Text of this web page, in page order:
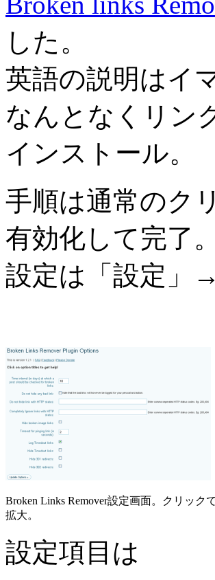
した。
英語の説明はイ
なんとなくリン
インストール。
手順は通常のク
有効化して完了。
設定は「設定」
Broken Links Remover設定画面。クリック
拡大。
設定項目は